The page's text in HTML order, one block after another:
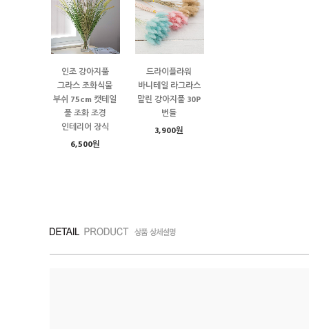
인조 강아지풀
그라스 조화식물
부쉬 75cm 캣테일
풀 조화 조경
인테리어 장식
6,500원
드라이플라워
바니테일 라그라스
말린 강아지풀 30P
번들
3,900원